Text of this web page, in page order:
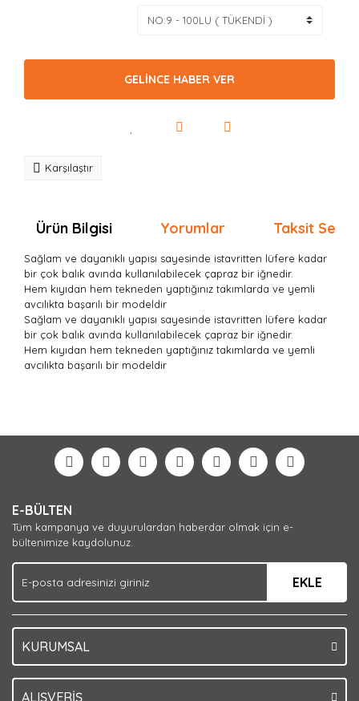
GELİNCE HABER VER
Karşılaştır
Ürün Bilgisi Yorumlar Taksit
Sağlam ve dayanıklı yapısı sayesinde istavritten lüfere kadar
bir çok balık avında kullanılabilecek çapraz bir iğnedir.
Hem kıyıdan hem tekneden yaptığınız takımlarda ve yemli
avcılıkta başarılı bir modeldir
Sağlam ve dayanıklı yapısı sayesinde istavritten lüfere kadar
bir çok balık avında kullanılabilecek çapraz bir iğnedir.
Hem kıyıdan hem tekneden yaptığınız takımlarda ve yemli
avcılıkta başarılı bir modeldir
Yorum Yaz
formunu kullanarak tarafımıza iletebilirsiniz.
Görüş ve önerileriniz için teşekkür ederiz.
Ürün açıklamasında eksik bilgiler bulunuyor.
Ürün bilgilerinde hatalar bulunuyor.
Ürün fiyatı diğer sitelerden daha pahalı.
Bu ürüne benzer farklı alternatifler olmalı.
E-BÜLTEN
Tüm kampanya ve duyurulardan haberdar olmak için e-
bültenimize kaydolunuz.
EKLE
KURUMSAL
ALIŞVERİŞ